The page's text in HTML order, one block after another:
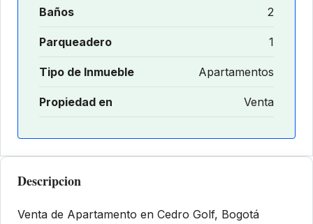
Baños 2
Parqueadero 1
Tipo de Inmueble Apartamentos
Propiedad en Venta
Descripcion
Venta de Apartamento en Cedro Golf, Bogotá